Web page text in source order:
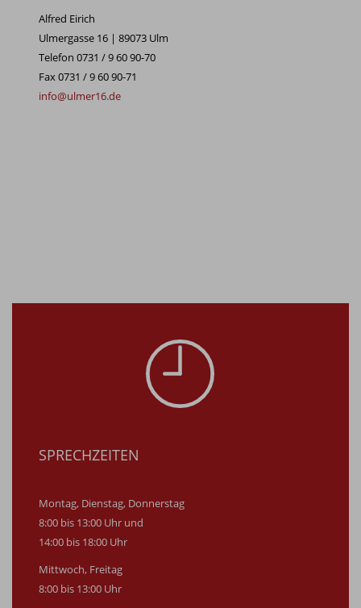
Alfred Eirich
Ulmergasse 16 | 89073 Ulm
Telefon 0731 / 9 60 90-70
Fax 0731 / 9 60 90-71
info@ulmer16.de
SPRECHZEITEN
Montag, Dienstag, Donnerstag
8:00 bis 13:00 Uhr und
14:00 bis 18:00 Uhr
Mittwoch, Freitag
8:00 bis 13:00 Uhr